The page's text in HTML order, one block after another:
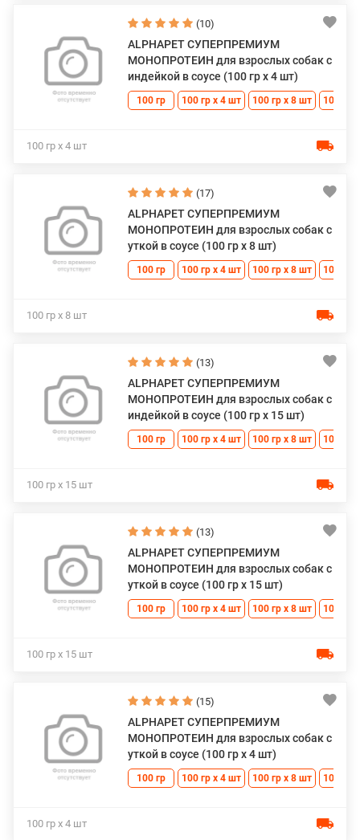
(10)
ALPHAPET СУПЕРПРЕМИУМ
МОНОПРОТЕИН для взрослых собак с
индейкой в соусе (100 гр х 4 шт)
100 гр 100 гр х 4 шт 100 гр х 8 шт 100 гр
100 гр х 4 шт
(17)
ALPHAPET СУПЕРПРЕМИУМ
МОНОПРОТЕИН для взрослых собак с
уткой в соусе (100 гр х 8 шт)
100 гр 100 гр х 4 шт 100 гр х 8 шт 100 гр
100 гр х 8 шт
(13)
ALPHAPET СУПЕРПРЕМИУМ
МОНОПРОТЕИН для взрослых собак с
индейкой в соусе (100 гр х 15 шт)
100 гр 100 гр х 4 шт 100 гр х 8 шт 100 гр
100 гр х 15 шт
(13)
ALPHAPET СУПЕРПРЕМИУМ
МОНОПРОТЕИН для взрослых собак с
уткой в соусе (100 гр х 15 шт)
100 гр 100 гр х 4 шт 100 гр х 8 шт 100 гр
100 гр х 15 шт
(15)
ALPHAPET СУПЕРПРЕМИУМ
МОНОПРОТЕИН для взрослых собак с
уткой в соусе (100 гр х 4 шт)
100 гр 100 гр х 4 шт 100 гр х 8 шт 100 гр
100 гр х 4 шт